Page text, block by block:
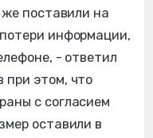
же поставили на
информации,
- ответил
при этом, что
с согласием
оставили в